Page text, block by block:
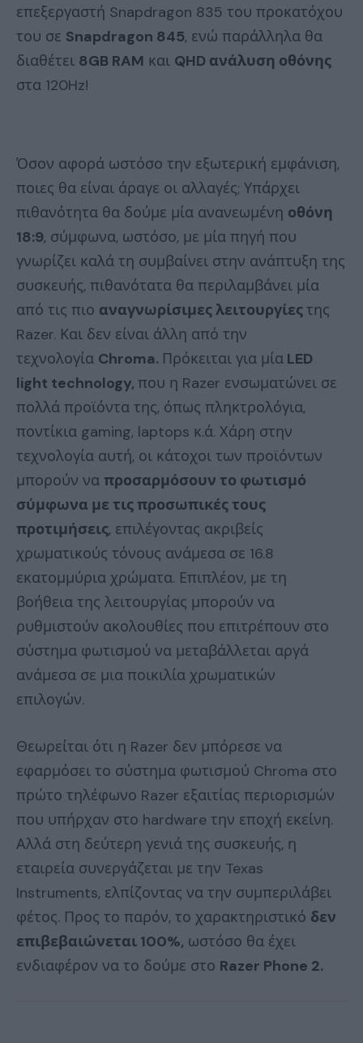
επεξεργαστή Snapdragon 835 του προκατόχου
του σε Snapdragon 845, ενώ παράλληλα θα
διαθέτει 8GB RAM και QHD ανάλυση οθόνης
στα 120Hz!
Όσον αφορά ωστόσο την εξωτερική εμφάνιση,
ποιες θα είναι άραγε οι αλλαγές; Υπάρχει
πιθανότητα θα δούμε μία ανανεωμένη οθόνη
18:9, σύμφωνα, ωστόσο, με μία πηγή που
γνωρίζει καλά τη συμβαίνει στην ανάπτυξη της
συσκευής, πιθανότατα θα περιλαμβάνει μία
από τις πιο αναγνωρίσιμες λειτουργίεςτης
Razer. Και δεν είναι άλλη από την
τεχνολογία Chroma. Πρόκειται για μία LED
light technology, που η Razer ενσωματώνει σε
πολλά προϊόντα της, όπως πληκτρολόγια,
ποντίκια gaming, laptops κ.ά. Χάρη στην
τεχνολογία αυτή, οι κάτοχοι των προϊόντων
μπορούν να προσαρμόσουν το φωτισμό
σύμφωνα με τις προσωπικές τους
προτιμήσεις, επιλέγοντας ακριβείς
χρωματικούς τόνους ανάμεσα σε 16.8
εκατομμύρια χρώματα. Επιπλέον, με τη
βοήθεια της λειτουργίας μπορούν να
ρυθμιστούν ακολουθίες που επιτρέπουν στο
σύστημα φωτισμού να μεταβάλλεται αργά
ανάμεσα σε μια ποικιλία χρωματικών
επιλογών.
Θεωρείται ότι η Razer δεν μπόρεσε να
εφαρμόσει το σύστημα φωτισμού Chroma στο
πρώτο τηλέφωνο Razer εξαιτίας περιορισμών
που υπήρχαν στο hardware την εποχή εκείνη.
Αλλά στη δεύτερη γενιά της συσκευής, η
εταιρεία συνεργάζεται με την Texas
Instruments, ελπίζοντας να την συμπεριλάβει
φέτος. Προς το παρόν, το χαρακτηριστικό δεν
επιβεβαιώνεται 100%, ωστόσο θα έχει
ενδιαφέρον να το δούμε στο Razer Phone 2.